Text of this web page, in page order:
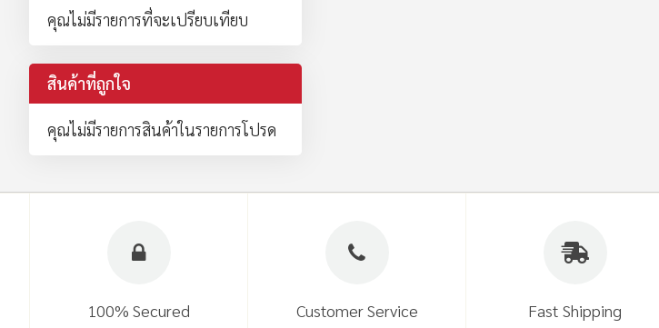
คุณไม่มีรายการที่จะเปรียบเทียบ
สินค้าที่ถูกใจ
คุณไม่มีรายการสินค้าในรายการโปรด
100% Secured
Customer Service
Fast Shipping